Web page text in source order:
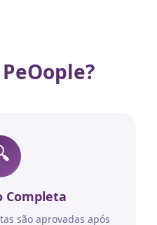
Completa
são aprovadas após